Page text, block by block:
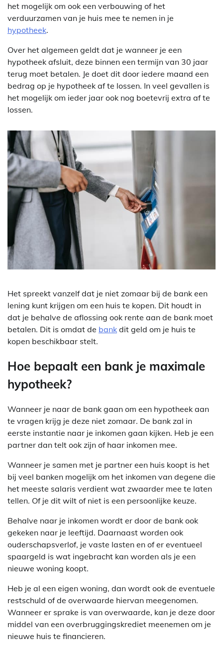
het mogelijk om ook een verbouwing of het
verduurzamen van je huis mee te nemen in je
hypotheek.
Over het algemeen geldt dat je wanneer je een
hypotheek afsluit, deze binnen een termijn van 30 jaar
terug moet betalen. Je doet dit door iedere maand een
bedrag op je hypotheek af te lossen. In veel gevallen is
het mogelijk om ieder jaar ook nog boetevrij extra af te
lossen.
Het spreekt vanzelf dat je niet zomaar bij de bank een
lening kunt krijgen om een huis te kopen. Dit houdt in
dat je behalve de aflossing ook rente aan de bank moet
betalen. Dit is omdat de bank dit geld om je huis te
kopen beschikbaar stelt.
Hoe bepaalt een bank je maximale
hypotheek?
Wanneer je naar de bank gaan om een hypotheek aan
te vragen krijg je deze niet zomaar. De bank zal in
eerste instantie naar je inkomen gaan kijken. Heb je een
partner dan telt ook zijn of haar inkomen mee.
Wanneer je samen met je partner een huis koopt is het
bij veel banken mogelijk om het inkomen van degene die
het meeste salaris verdient wat zwaarder mee te laten
tellen. Of je dit wilt of niet is een persoonlijke keuze.
Behalve naar je inkomen wordt er door de bank ook
gekeken naar je leeftijd. Daarnaast worden ook
ouderschapsverlof, je vaste lasten en of er eventueel
spaargeld is wat ingebracht kan worden als je een
nieuwe woning koopt.
Heb je al een eigen woning, dan wordt ook de eventuele
restschuld of de overwaarde hiervan meegenomen.
Wanneer er sprake is van overwaarde, kan je deze door
middel van een overbruggingskrediet meenemen om je
nieuwe huis te financieren.